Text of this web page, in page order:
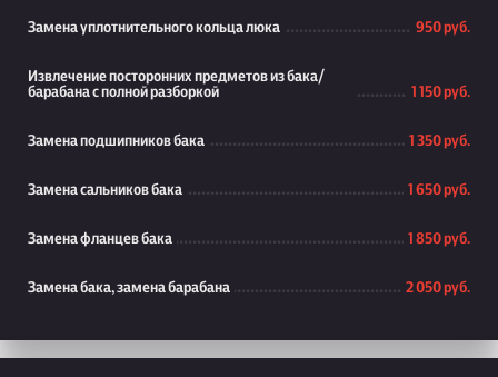
Замена уплотнительного кольца люка 950 руб.
Извлечение посторонних предметов из бака/
барабана с полной разборкой
1 150 руб.
Замена подшипников бака 1 350 руб.
Замена сальников бака 1 650 руб.
Замена фланцев бака 1 850 руб.
Замена бака, замена барабана 2 050 руб.